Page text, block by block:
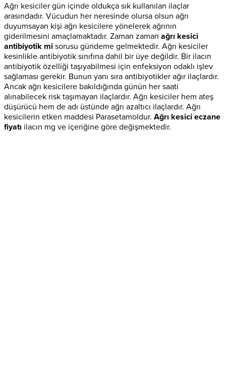
Ağrı kesiciler gün içinde oldukça sık kullanılan ilaçlar
arasındadır. Vücudun her neresinde olursa olsun ağrı
duyumsayan kişi ağrı kesicilere yönelerek ağrının
giderilmesini amaçlamaktadır. Zaman zaman ağrı kesici
antibiyotik mi sorusu gündeme gelmektedir. Ağrı kesiciler
kesinlikle antibiyotik sınıfına dahil bir üye değildir. Bir ilacın
antibiyotik özelliği taşıyabilmesi için enfeksiyon odaklı işlev
sağlaması gerekir. Bunun yanı sıra antibiyotikler ağır ilaçlardır.
Ancak ağrı kesicilere bakıldığında günün her saati
alınabilecek risk taşımayan ilaçlardır. Ağrı kesiciler hem ateş
düşürücü hem de adı üstünde ağrı azaltıcı ilaçlardır. Ağrı
kesicilerin etken maddesi Parasetamoldur. Ağrı kesici eczane
fiyatı ilacın mg ve içeriğine göre değişmektedir.